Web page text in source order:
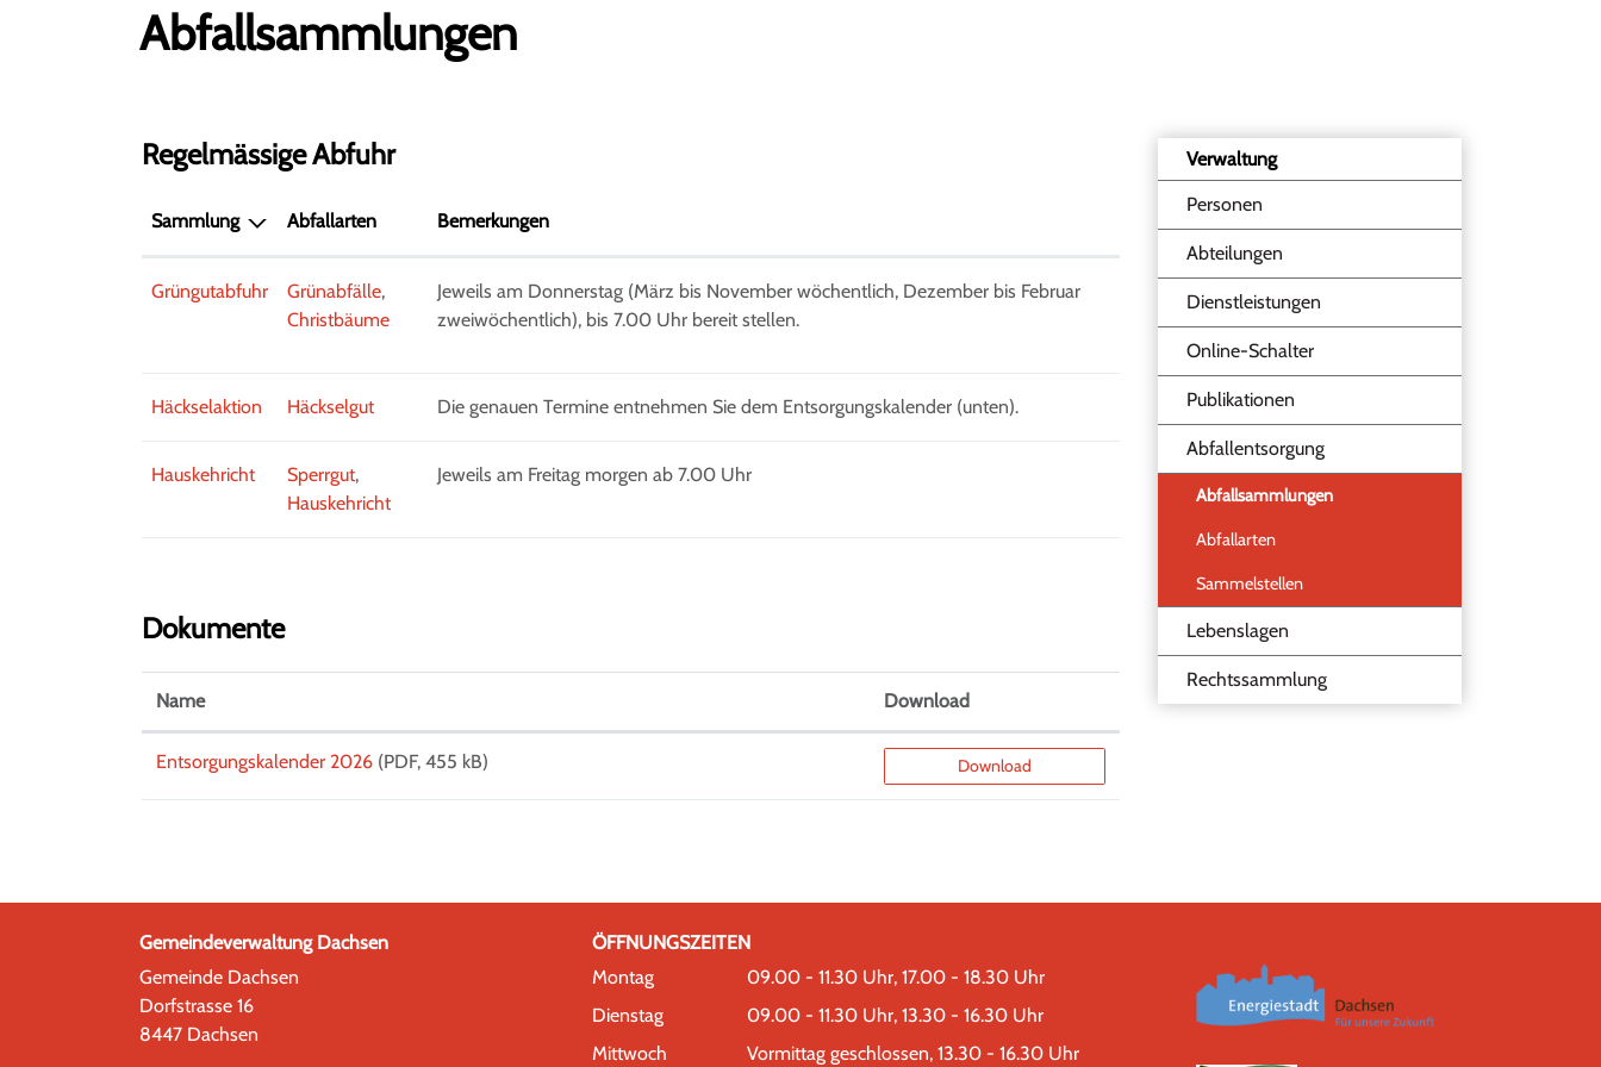
Abfallsammlungen
Verwaltung
Personen
Abteilungen
Dienstleistungen
Online-Schalter
Publikationen
Abfallentsorgung
Abfallsammlungen
(ausgewählt)
Abfallarten
Sammelstellen
Lebenslagen
Rechtssammlung
Regelmässige Abfuhr
Sammlung Abfallarten Bemerkungen
Grüngutabfuhr Grünabfälle,
Christbäume
Jeweils am Donnerstag (März bis November wöchentlich, Dezember bis Februar
zweiwöchentlich), bis 7.00 Uhr bereit stellen.
Häckselaktion Häckselgut Die genauen Termine entnehmen Sie dem Entsorgungskalender (unten).
Hauskehricht Sperrgut,
Hauskehricht
Jeweils am Freitag morgen ab 7.00 Uhr
Dokumente
Name Download
Entsorgungskalender 2026 (PDF, 455 kB) Download
Gemeindeverwaltung Dachsen
Gemeinde Dachsen
Dorfstrasse 16
8447 Dachsen
ÖFFNUNGSZEITEN
Montag
09.00 - 11.30 Uhr, 17.00 - 18.30 Uhr
Dienstag
09.00 - 11.30 Uhr, 13.30 - 16.30 Uhr
Mittwoch
Vormittag geschlossen, 13.30 - 16.30 Uhr